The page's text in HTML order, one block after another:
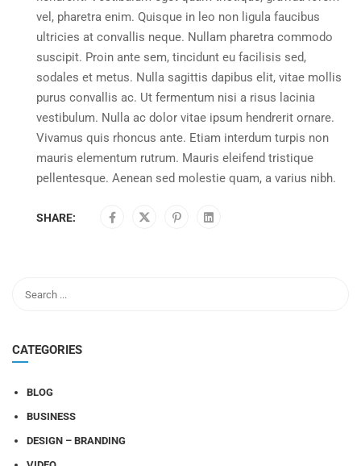
vel, pharetra enim. Quisque in leo non ligula faucibus
ultricies at convallis neque. Nullam pharetra commodo
suscipit. Proin ante sem, tincidunt eu facilisis sed,
sodales et metus. Nulla sagittis dapibus elit, vitae mollis
purus convallis ac. Ut fermentum nisi a risus lacinia
vestibulum. Nulla ac dolor vitae ipsum hendrerit ornare.
Vivamus quis rhoncus ante. Etiam interdum turpis non
mauris elementum rutrum. Mauris eleifend tristique
pellentesque. Aenean sed molestie quam, a varius nibh.
SHARE:
CATEGORIES
BLOG
BUSINESS
DESIGN – BRANDING